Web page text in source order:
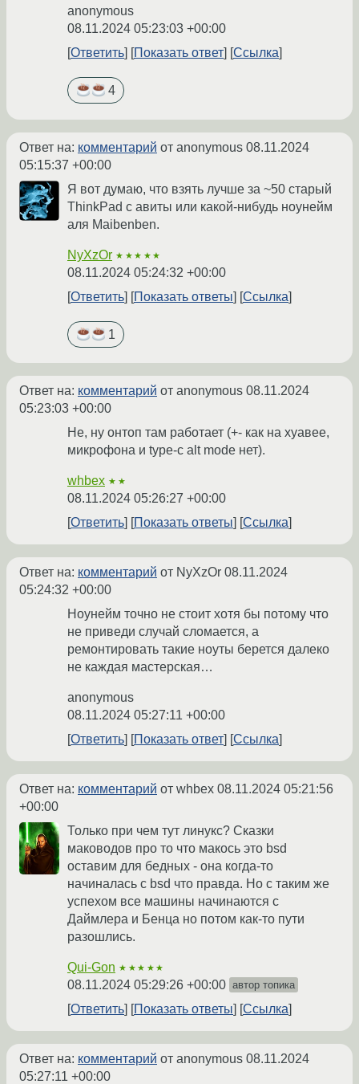
anonymous
08.11.2024 05:23:03 +00:00
Ответить
Показать ответ Ссылка
4
Ответ на: комментарий от anonymous 08.11.2024
05:15:37 +00:00
Я вот думаю, что взять лучше за ~50 старый
ThinkPad с авиты или какой-нибудь ноунейм
аля Maibenben.
NyXzOr ★★★★★
08.11.2024 05:24:32 +00:00
Ответить
Показать ответы Ссылка
1
Ответ на: комментарий от anonymous 08.11.2024
05:23:03 +00:00
Не, ну онтоп там работает (+- как на хуавее,
микрофона и type-c alt mode нет).
whbex ★★
08.11.2024 05:26:27 +00:00
Ответить
Показать ответы Ссылка
Ответ на: комментарий от NyXzOr 08.11.2024
05:24:32 +00:00
Ноунейм точно не стоит хотя бы потому что
не приведи случай сломается, а
ремонтировать такие ноуты берется далеко
не каждая мастерская…
anonymous
08.11.2024 05:27:11 +00:00
Ответить
Показать ответ Ссылка
Ответ на: комментарий от whbex 08.11.2024 05:21:56
+00:00
Только при чем тут линукс? Сказки
маководов про то что макось это bsd
оставим для бедных - она когда-то
начиналась с bsd что правда. Но с таким же
успехом все машины начинаются с
Даймлера и Бенца но потом как-то пути
разошлись.
Qui-Gon ★★★★★
08.11.2024 05:29:26 +00:00 автор топика
Ответить Показать ответы Ссылка
Ответ на: комментарий от anonymous 08.11.2024
05:27:11 +00:00